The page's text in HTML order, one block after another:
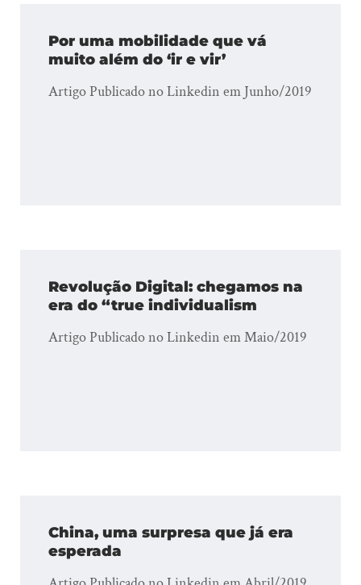
Por uma mobilidade que vá
muito além do ‘ir e vir’
Artigo Publicado no Linkedin em Junho/2019
Revolução Digital: chegamos na
era do “true individualism
Artigo Publicado no Linkedin em Maio/2019
China, uma surpresa que já era
esperada